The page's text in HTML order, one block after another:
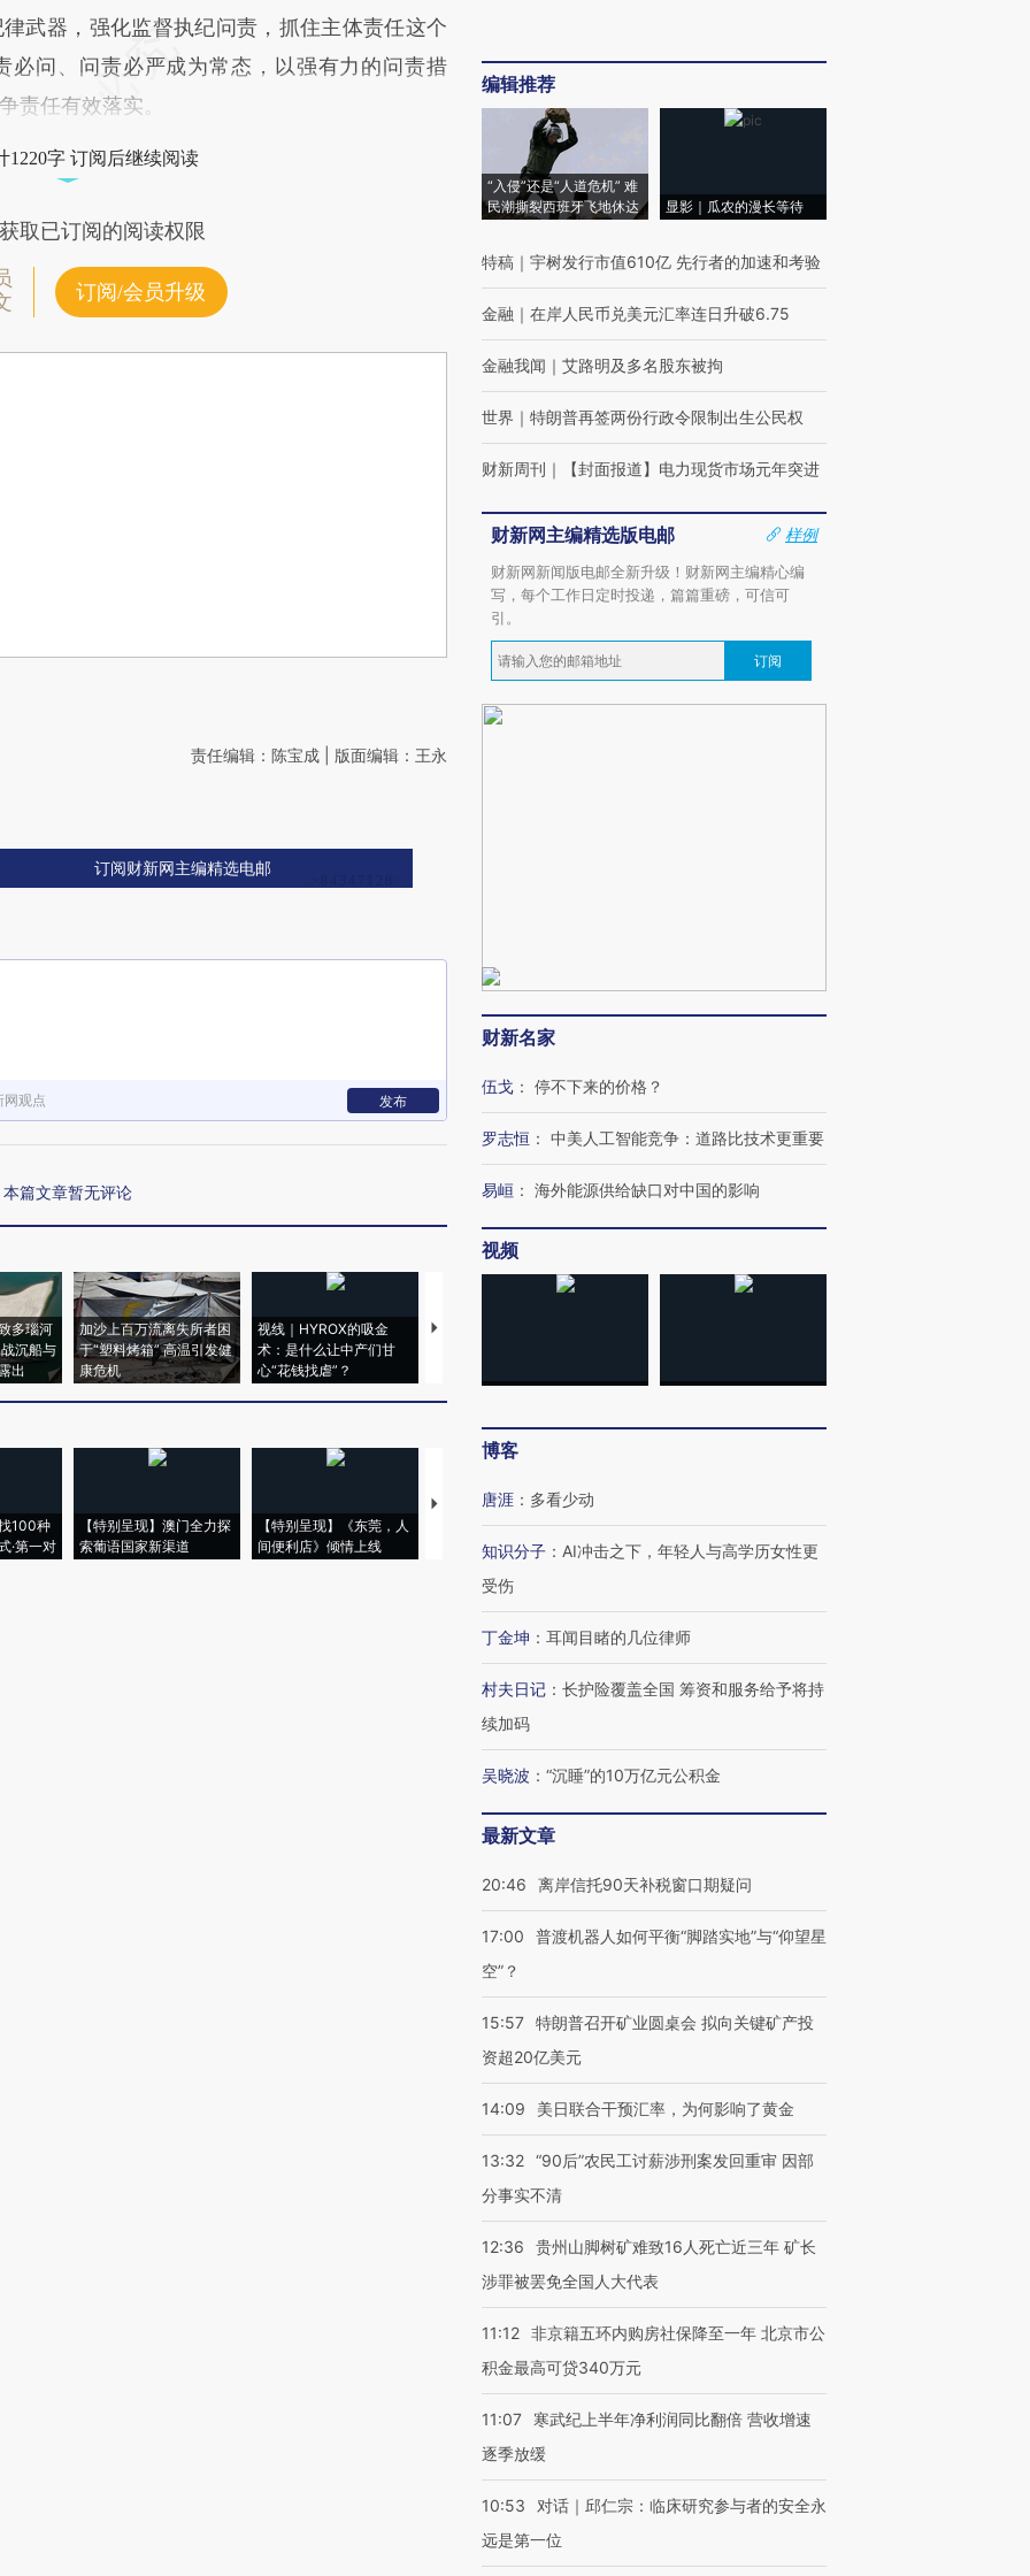
武器，强化监督执纪问责，抓住主体责任这个
必问、问责必严成为常态，以强有力的问责措
责任有效落实。
1220字 订阅后继续阅读
取已订阅的阅读权限
订阅/会员升级
责任编辑：陈宝成 | 版面编辑：王永
订阅财新网主编精选电邮
网观点 发布
本篇文章暂无评论
多瑙河
沉船与
出
加沙上百万流离失所者困
于“塑料烤箱” 高温引发健
康危机
视线｜HYROX的吸金
术：是什么让中产们甘
心“花钱找虐”？
马航飞行员跨国走私7万
100种
·第一对
【特别呈现】澳门全力探
索葡语国家新渠道
【特别呈现】《东莞，人
间便利店》倾情上线
【推广】走进第四届链博
会，让数智科技“链”接产
【特别呈现】寻找100种
有意思的生活方式·第三对
CFO：不靠规模取胜，华
住三大增长引擎是什么？
编辑推荐
“入侵”还是“人道危机” 难
民潮撕裂西班牙飞地休达
显影｜瓜农的漫长等待
特稿 ｜ 宇树发行市值610亿 先行者的加速和考验
金融 ｜ 在岸人民币兑美元汇率连日升破6.75
金融我闻 ｜ 艾路明及多名股东被拘
世界 ｜ 特朗普再签两份行政令限制出生公民权
财新周刊 ｜ 【封面报道】电力现货市场元年突进
财新网主编精选版电邮
样例
财新网新闻版电邮全新升级！财新网主编精心编
写，每个工作日定时投递，篇篇重磅，可信可
引。
订阅
财新名家
伍戈 ： 停不下来的价格？
罗志恒 ： 中美人工智能竞争：道路比技术更重要
易峘 ： 海外能源供给缺口对中国的影响
视频
博客
唐涯 ： 多看少动
知识分子 ： AI冲击之下，年轻人与高学历女性更
受伤
丁金坤 ： 耳闻目睹的几位律师
村夫日记 ： 长护险覆盖全国 筹资和服务给予将持
续加码
吴晓波 ： “沉睡”的10万亿元公积金
最新文章
20:46 离岸信托90天补税窗口期疑问
17:00
普渡机器人如何平衡“脚踏实地”与“仰望星
空”？
15:57 特朗普召开矿业圆桌会 拟向关键矿产投
资超20亿美元
14:09 美日联合干预汇率，为何影响了黄金
13:32 “90后”农民工讨薪涉刑案发回重审 因部
分事实不清
12:36
贵州山脚树矿难致16人死亡近三年 矿长
涉罪被罢免全国人大代表
11:12 非京籍五环内购房社保降至一年 北京市公
积金最高可贷340万元
11:07
寒武纪上半年净利润同比翻倍 营收增速
逐季放缓
10:53
对话｜邱仁宗：临床研究参与者的安全永
远是第一位